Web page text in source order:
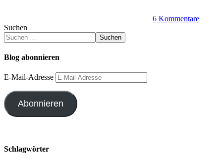
6 Kommentare
Suchen
Suchen
Blog abonnieren
E-Mail-Adresse
Abonnieren
Schlagwörter